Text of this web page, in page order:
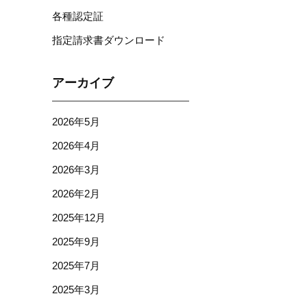
各種認定証
指定請求書ダウンロード
アーカイブ
2026年5月
2026年4月
2026年3月
2026年2月
2025年12月
2025年9月
2025年7月
2025年3月